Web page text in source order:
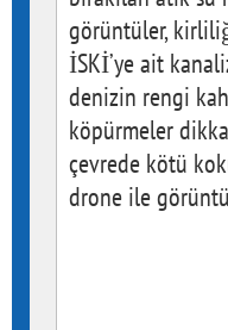
görüntüler,
İSKİ’ye ait
denizin rengi
köpürmeler
çevrede kötü
drone ile